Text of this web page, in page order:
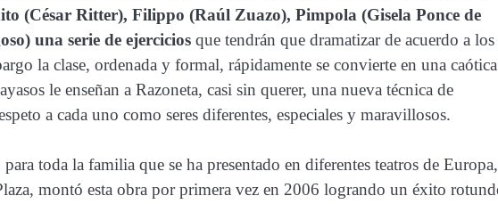
(César Ritter), Filippo (Raúl Zuazo), Pimpola (Gisela Ponce de
una serie de ejercicios que tendrán que dramatizar de acuerdo a los
la clase, ordenada y formal, rápidamente se convierte en una
le enseñan a Razoneta, casi sin querer, una nueva técnica de
a cada uno como seres diferentes, especiales y maravillosos.
para toda la familia que se ha presentado en diferentes teatros de Europa,
montó esta obra por primera vez en 2006 logrando un éxito